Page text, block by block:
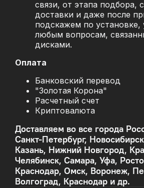
связи, от этапа подбора,
доставки и даже после
подскажем по установке,
любым вопросам,
дисками.
Оплата
Банковский перевод
"Золотая Корона"
Расчетный счет
Криптовалюта
Доставляем во все города
Санкт-Петербург,
Казань, Нижний Новгород,
Челябинск, Самара, Уфа,
Краснодар, Омск, Воронеж,
Волгоград, Краснодар и др.